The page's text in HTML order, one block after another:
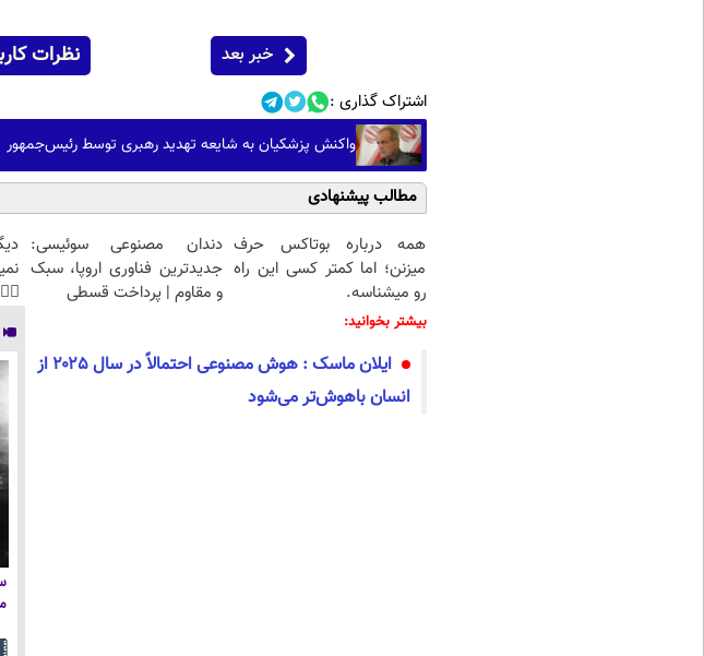
خبر بعد نظرات
اشتراک گذاری :
واکنش پزشکیان به شایعه تهدید رهبری توسط رئیس‌جمهور
مطالب پیشنهادی
همه درباره بوتاکس حرف
میزنن؛ اما کمتر کسی این راه
رو میشناسه.
دندان مصنوعی سوئیسی:
جدیدترین فناوری اروپا، سبک
و مقاوم | پرداخت قسطی
👈🏻45%تخفیف
بیشتر بخوانید:
ایلان ماسک : هوش مصنوعی احتمالاً در سال ۲۰۲۵ از
انسان باهوش‌تر می‌شود